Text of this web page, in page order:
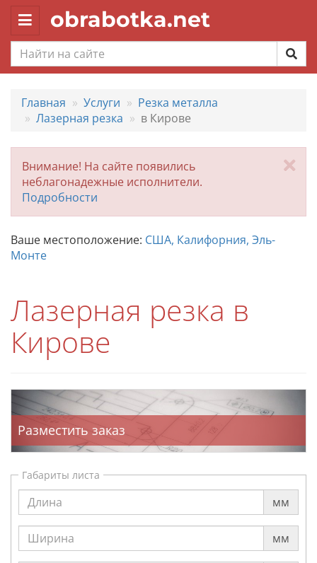
Toggle
navigation
obrabotka.net
Главная Услуги
Резка металла
Лазерная резка
в Кирове
Внимание! На сайте появились
неблагонадежные исполнители.
Подробности
Ваше местоположение: США, Калифорния, Эль-
Монте
Лазерная резка в
Кирове
Разместить заказ
Габариты листа
мм
мм